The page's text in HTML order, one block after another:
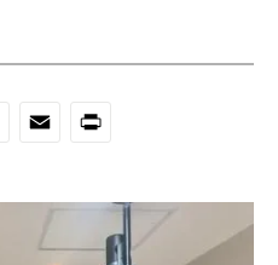
EmailPrint